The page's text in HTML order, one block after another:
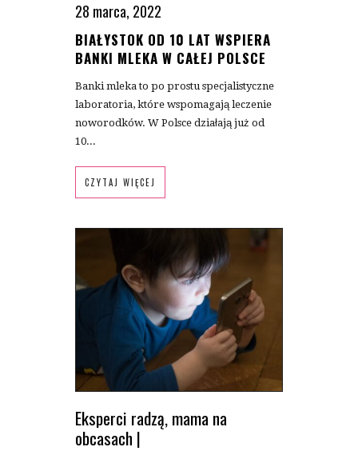
28 marca, 2022
BIAŁYSTOK OD 10 LAT WSPIERA
BANKI MLEKA W CAŁEJ POLSCE
Banki mleka to po prostu specjalistyczne
laboratoria, które wspomagają leczenie
noworodków. W Polsce działają już od
10...
CZYTAJ WIĘCEJ
Eksperci radzą,mama na
obcasach |